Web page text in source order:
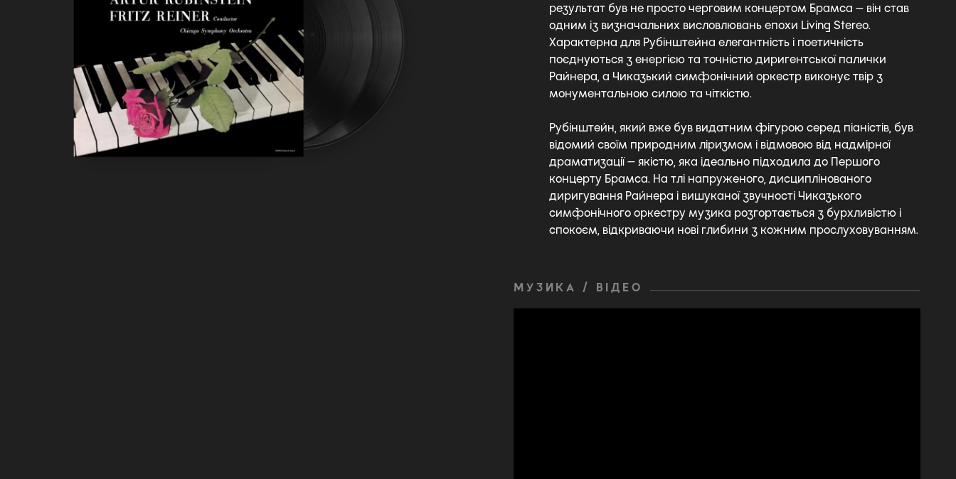
результат був не просто черговим концертом Брамса — він став
одним із визначальних висловлювань епохи Living Stereo.
Характерна для Рубінштейна елегантність і поетичність
поєднуються з енергією та точністю диригентської палички
Райнера, а Чиказький симфонічний оркестр виконує твір з
монументальною силою та чіткістю.
Рубінштейн, який вже був видатним фігурою серед піаністів, був
відомий своїм природним ліризмом і відмовою від надмірної
драматизації — якістю, яка ідеально підходила до Першого
концерту Брамса. На тлі напруженого, дисциплінованого
диригування Райнера і вишуканої звучності Чиказького
симфонічного оркестру музика розгортається з бурхливістю і
спокоєм, відкриваючи нові глибини з кожним прослуховуванням.
МУЗИКА / ВІДЕО